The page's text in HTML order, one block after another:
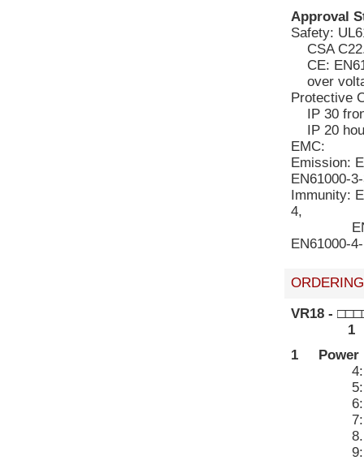
Approval
Safety:
CSA
CE:
over
Protective
IP 30
IP 20
EMC:
Emission:
EN61000-
Immunity:
4,
EN61000-
VR18 -
1
1 Power
4: 90-
5: 20-
6: 11-
7: 18-
8. 36-
9: